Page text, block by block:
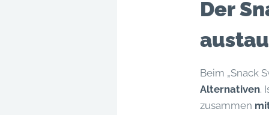
Der
Beim „Snack
Alternativen.
zusammen